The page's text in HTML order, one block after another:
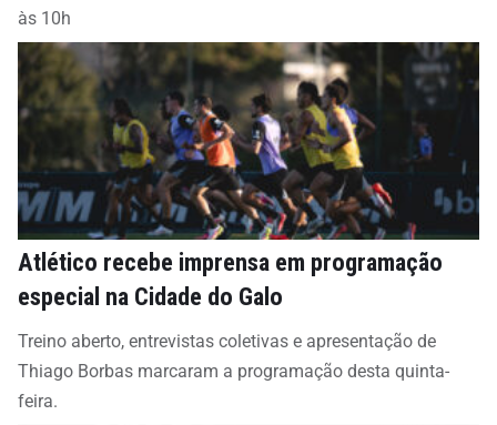
às 10h
Atlético recebe imprensa em programação
especial na Cidade do Galo
Treino aberto, entrevistas coletivas e apresentação de
Thiago Borbas marcaram a programação desta quinta-
feira.